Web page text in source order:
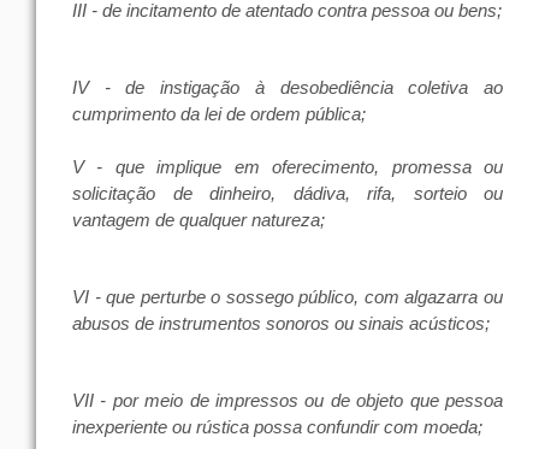
III - de incitamento de atentado contra pessoa ou bens;
IV - de instigação à desobediência coletiva ao
cumprimento da lei de ordem pública;
V - que implique em oferecimento, promessa ou
solicitação de dinheiro, dádiva, rifa, sorteio ou
vantagem de qualquer natureza;
VI - que perturbe o sossego público, com algazarra ou
abusos de instrumentos sonoros ou sinais acústicos;
VII - por meio de impressos ou de objeto que pessoa
inexperiente ou rústica possa confundir com moeda;